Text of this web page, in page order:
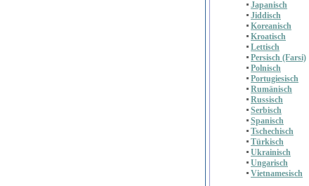
Japanisch
Jiddisch
Koreanisch
Kroatisch
Lettisch
Persisch (Farsi)
Polnisch
Portugiesisch
Rumänisch
Russisch
Serbisch
Spanisch
Tschechisch
Türkisch
Ukrainisch
Ungarisch
Vietnamesisch